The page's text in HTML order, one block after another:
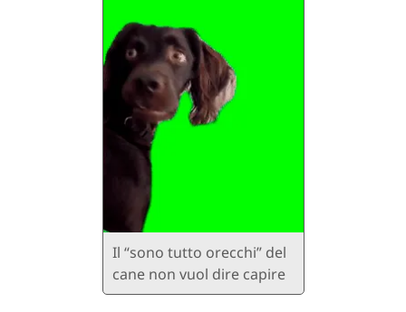
Il “sono tutto orecchi” del
cane non vuol dire capire